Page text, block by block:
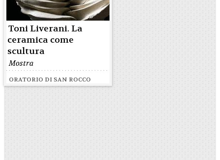
Toni Liverani. La
ceramica come
scultura
Mostra
ORATORIO DI SAN ROCCO